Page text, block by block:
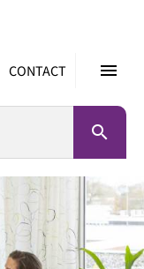
menu
CONTACT
search